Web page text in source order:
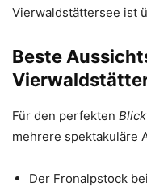
Vierwaldstättersee ist
Beste
Für den perfekten Blick
mehrere spektakuläre
Der Fronalpstock